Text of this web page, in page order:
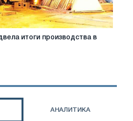
итоги производства в
АНАЛИТИКА